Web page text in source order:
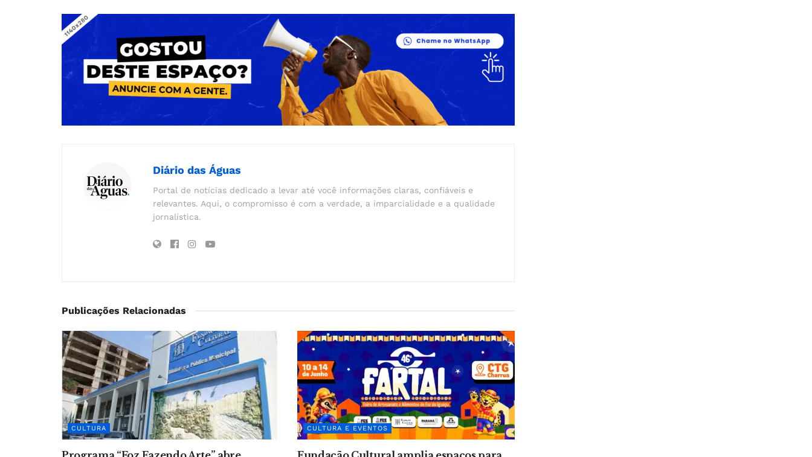
Diário das Águas
Portal de notícias dedicado a levar até você informações claras, confiáveis e
relevantes. Aqui, o compromisso é com a verdade, a imparcialidade e a qualidade
jornalística.
Publicações Relacionadas
CULTURA CULTURA E EVENTOS